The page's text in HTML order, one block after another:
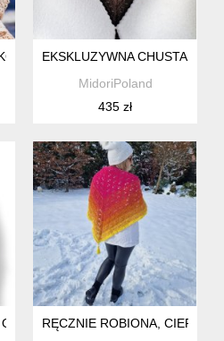
W ELEGANCKICH
EKSKLUZYWNA CHUSTA NA
MidoriPoland
435 zł
ELEGANCE W ZIELENIACH I
RĘCZNIE ROBIONA, CIEPŁA